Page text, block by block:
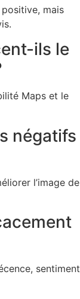
mais
ils le
Maps et le
négatifs
l’image de
sentiment